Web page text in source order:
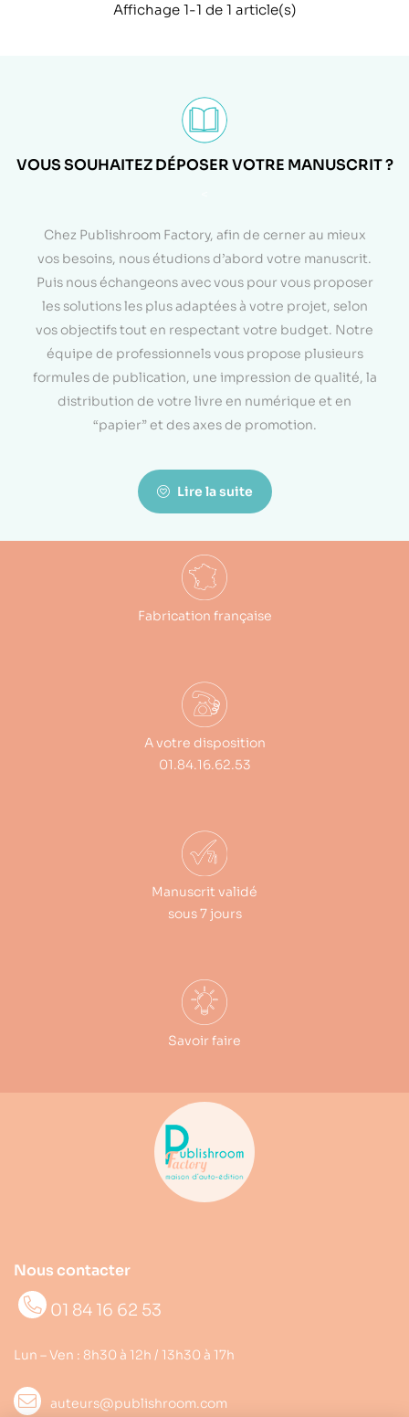
Affichage 1-1 de 1 article(s)
VOUS SOUHAITEZ DÉPOSER VOTRE MANUSCRIT ?
Chez Publishroom Factory, afin de cerner au mieux
vos besoins, nous étudions d’abord votre manuscrit.
Puis nous échangeons avec vous pour vous proposer
les solutions les plus adaptées à votre projet, selon
vos objectifs tout en respectant votre budget. Notre
équipe de professionnels vous propose plusieurs
formules de publication, une impression de qualité, la
distribution de votre livre en numérique et en
“papier” et des axes de promotion.
Lire la suite
Fabrication française
A votre disposition
01.84.16.62.53
Manuscrit validé
sous 7 jours
Savoir faire
Nous contacter
01 84 16 62 53
Lun – Ven : 8h30 à 12h / 13h30 à 17h
auteurs@publishroom.com